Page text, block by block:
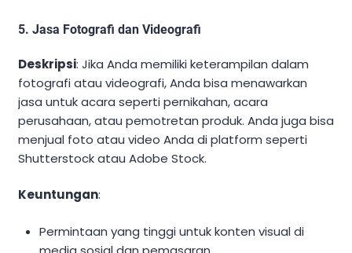
5. Jasa Fotografi dan Videografi
Deskripsi: Jika Anda memiliki keterampilan dalam
fotografi atau videografi, Anda bisa menawarkan
jasa untuk acara seperti pernikahan, acara
perusahaan, atau pemotretan produk. Anda juga bisa
menjual foto atau video Anda di platform seperti
Shutterstock atau Adobe Stock.
Keuntungan:
Permintaan yang tinggi untuk konten visual di